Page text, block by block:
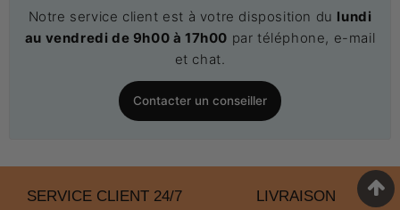
Notre service client est à votre disposition du lundi
au vendredi de 9h00 à 17h00 par téléphone, e-mail
et chat.
Contacter un conseiller
SERVICE CLIENT 24/7 LIVRAISON